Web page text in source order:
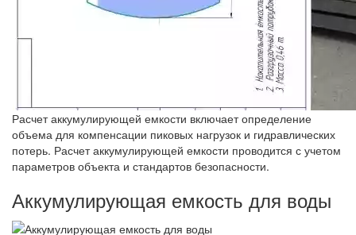
Расчет аккумулирующей емкости включает определение
объема для компенсации пиковых нагрузок и гидравлических
потерь. Расчет аккумулирующей емкости проводится с учетом
параметров объекта и стандартов безопасности.
Аккумулирующая емкость для воды